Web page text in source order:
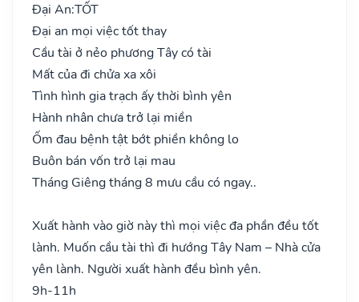
Đại An:TỐT
Đại an mọi việc tốt thay
Cầu tài ở nẻo phương Tây có tài
Mất của đi chửa xa xôi
Tình hình gia trạch ấy thời bình yên
Hành nhân chưa trở lại miền
Ốm đau bệnh tật bớt phiền không lo
Buôn bán vốn trở lại mau
Tháng Giêng tháng 8 mưu cầu có ngay..
Xuất hành vào giờ này thì mọi việc đa phần đều tốt
lành. Muốn cầu tài thì đi hướng Tây Nam – Nhà cửa
yên lành. Người xuất hành đều bình yên.
9h-11h